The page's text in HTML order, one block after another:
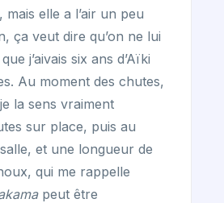
elle a l’air un peu
ça veut dire qu’on ne lui
j’aivais six ans d’Aïki
Au moment des chutes,
la sens vraiment
sur place, puis au
et une longueur de
qui me rappelle
peut être